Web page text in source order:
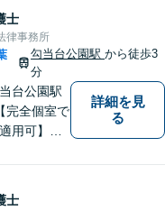
法律問題
軽にご相
士
律事務所
勾当台公園駅から徒歩3
分
台公園駅
完全個室で
用可】
頼者の方
て歩んで
詳細を見
る
士